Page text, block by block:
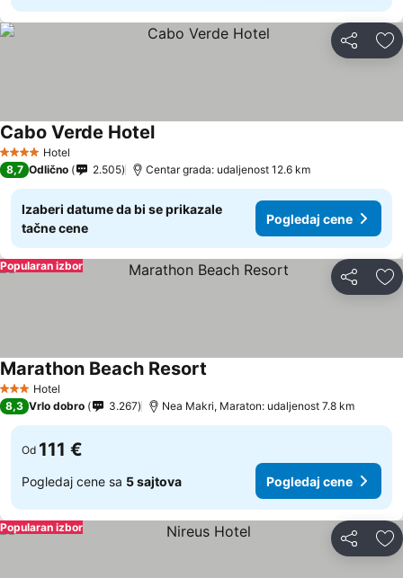
Deli
4 ZvezdiceHotel
Cabo Verde Hotel
8,7 Odlično 2.505 Centar grada: udaljenost 12.6 km
Izaberi datume da bi se prikazale
tačne cene
Pogledaj cene
Deli
Popularan izbor
3 Zvezdice
Hotel
Marathon Beach Resort
8,3 Vrlo dobro 3.267 Nea Makri, Maraton: udaljenost 7.8 km
Od 111 €
Pogledaj cene sa 5 sajtova Pogledaj cene
Deli
Popularan izbor